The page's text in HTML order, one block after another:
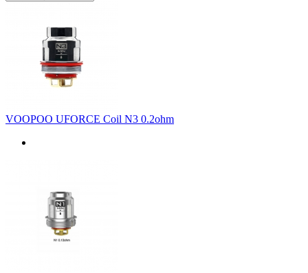
VOOPOO UFORCE Coil N3 0.2ohm